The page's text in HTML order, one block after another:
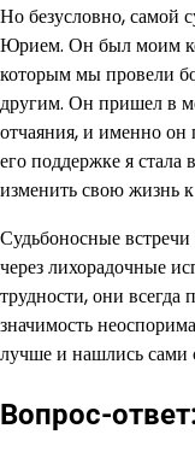
Но безусловно, самой
Юрием. Он был моим
которым мы провели
другим. Он пришел в
отчаяния, и именно
его поддержке я стала
изменить свою жизнь
Судьбоносные
через лихорадочные
трудности, они
значимость
лучше и нашлись сами
Вопрос-